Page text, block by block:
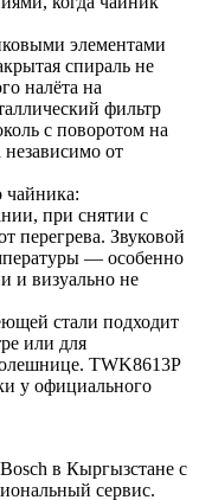
элементами
спираль не
налёта на
фильтр
с поворотом на
независимо от
чайника:
при снятии с
перегрева. Звуковой
— особенно
и визуально не
стали подходит
или для
TWK8613P
у официального
в Кыргызстане с
сервис.